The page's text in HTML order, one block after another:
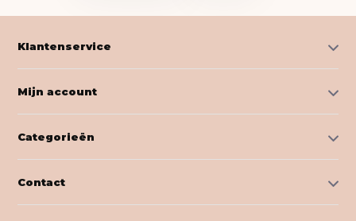
Klantenservice
Mijn account
Categorieën
Contact